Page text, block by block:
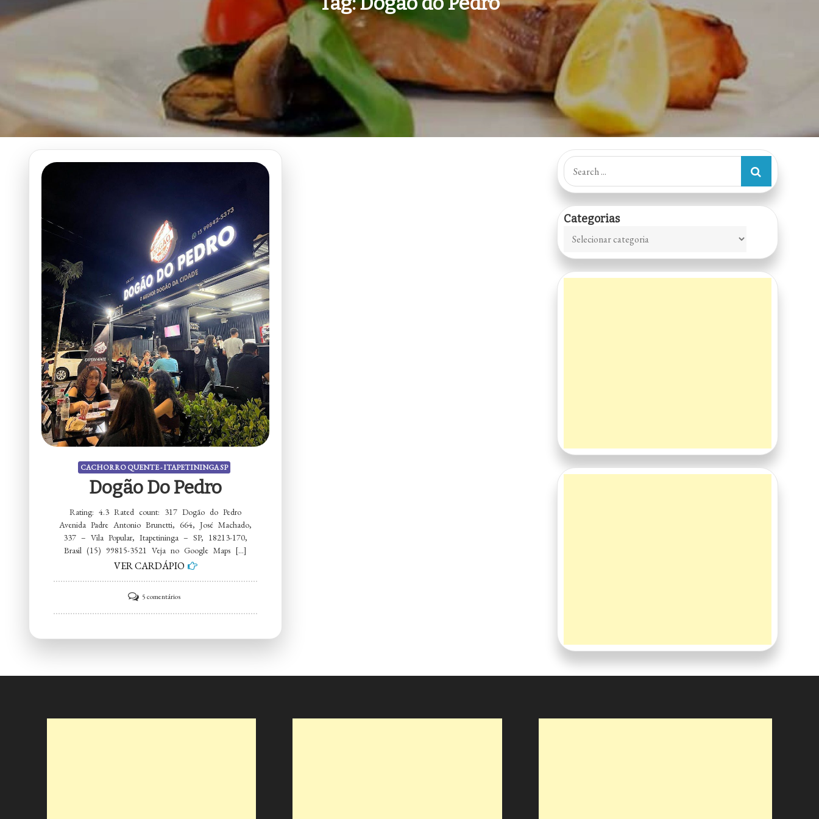
CACHORRO QUENTE - ITAPETININGA SP
Dogão Do Pedro
Rating: 4.3 Rated count: 317 Dogão do Pedro
Avenida Padre Antonio Brunetti, 664, José Machado,
337 – Vila Popular, Itapetininga – SP, 18213-170,
Brasil (15) 99815-3521 Veja no Google Maps […]
VER CARDÁPIO
5 comentáriosem
Dogão
Search
for:
Categorias
Categorias